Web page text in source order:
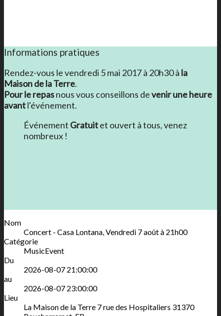
Informations pratiques
Rendez-vous le vendredi 5 mai 2017 à 20h30 à la
Maison de la Terre.
Pour le repasnous vous conseillons devenir une heure
avantl'événement.
Événement Gratuitet ouvert à tous, venez
nombreux !
Nom
Concert - Casa Lontana, Vendredi 7 août à 21h00
Catégorie
MusicEvent
Du
2026-08-07 21:00:00
au
2026-08-07 23:00:00
Lieu
La Maison de la Terre 7 rue des Hospitaliers 31370